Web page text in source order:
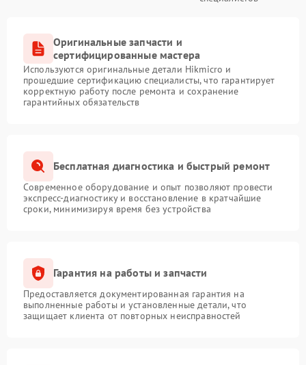
Оригинальные запчасти и
сертифицированные мастера
Используются оригинальные детали Hikmicro и
прошедшие сертификацию специалисты, что гарантирует
корректную работу после ремонта и сохранение
гарантийных обязательств
Бесплатная диагностика и быстрый ремонт
Современное оборудование и опыт позволяют провести
экспресс-диагностику и восстановление в кратчайшие
сроки, минимизируя время без устройства
Гарантия на работы и запчасти
Предоставляется документированная гарантия на
выполненные работы и установленные детали, что
защищает клиента от повторных неисправностей